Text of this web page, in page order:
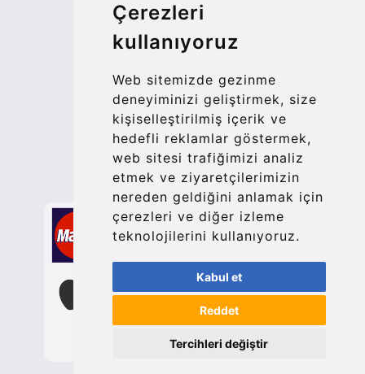
Çerezleri
kullanıyoruz
Web sitemizde gezinme
deneyiminizi geliştirmek, size
kişiselleştirilmiş içerik ve
hedefli reklamlar göstermek,
web sitesi trafiğimizi analiz
etmek ve ziyaretçilerimizin
nereden geldiğini anlamak için
çerezleri ve diğer izleme
teknolojilerini kullanıyoruz.
Kabul et
Reddet
Tercihleri değiştir
More
Blog
Contact
info@bucharesttransfer.com
Secure Payment with STRIPE